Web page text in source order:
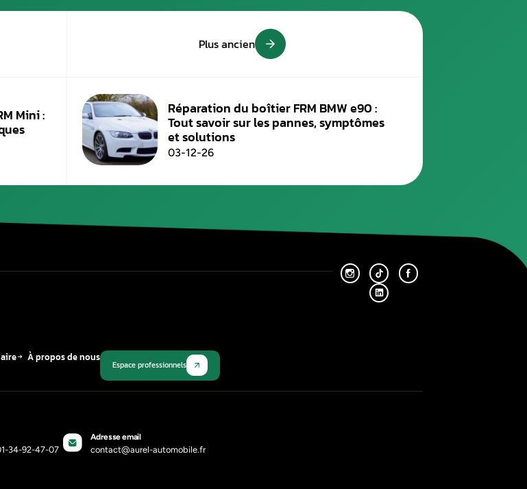
Autres véhicules concernés du problème du boîtier
BMW E81, E82, E84, E87, E89, E90, E91, E92, E93, E70, E71, E72 séries
BMW Série 3 (5ieme génération) 2004 – 2013
BMW X1 (1ere génération) 2008 – 2015
BMW X5 (2ieme génération) 2009 – 2015
BMW Z4 (5ieme génération) 2008 – 2015
Mini Clubman 2006 – 2014
Mini Countryman 2010 – 2016
Notre garage réalise aussi laréparation boitier cas mini / BMW.
12 mars 2026